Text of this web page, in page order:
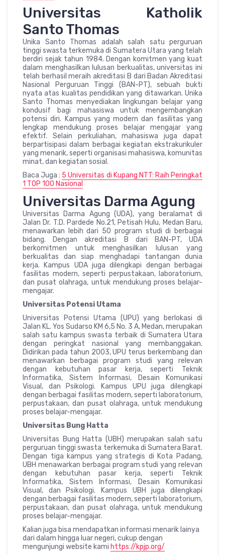
Universitas Katholik
Santo Thomas
Unika Santo Thomas adalah salah satu perguruan
tinggi swasta terkemuka di Sumatera Utara yang telah
berdiri sejak tahun 1984. Dengan komitmen yang kuat
dalam menghasilkan lulusan berkualitas, universitas ini
telah berhasil meraih akreditasi B dari Badan Akreditasi
Nasional Perguruan Tinggi (BAN-PT), sebuah bukti
nyata atas kualitas pendidikan yang ditawarkan. Unika
Santo Thomas menyediakan lingkungan belajar yang
kondusif bagi mahasiswa untuk mengembangkan
potensi diri. Kampus yang modern dan fasilitas yang
lengkap mendukung proses belajar mengajar yang
efektif. Selain perkuliahan, mahasiswa juga dapat
berpartisipasi dalam berbagai kegiatan ekstrakurikuler
yang menarik, seperti organisasi mahasiswa, komunitas
minat, dan kegiatan sosial.
Baca Juga : 5 Universitas di Kupang NTT: Raih Peringkat
1 TOP 100 Nasional
Universitas Darma Agung
Universitas Darma Agung (UDA), yang beralamat di
Jalan Dr. T.D. Pardede No.21, Petisah Hulu, Medan Baru,
menawarkan lebih dari 50 program studi di berbagai
bidang. Dengan akreditasi B dari BAN-PT, UDA
berkomitmen untuk menghasilkan lulusan yang
berkualitas dan siap menghadapi tantangan dunia
kerja. Kampus UDA juga dilengkapi dengan berbagai
fasilitas modern, seperti perpustakaan, laboratorium,
dan pusat olahraga, untuk mendukung proses belajar-
mengajar.
Universitas Potensi Utama
Universitas Potensi Utama (UPU) yang berlokasi di
Jalan KL. Yos Sudarso KM 6,5 No. 3 A, Medan, merupakan
salah satu kampus swasta terbaik di Sumatera Utara
dengan peringkat nasional yang membanggakan.
Didirikan pada tahun 2003, UPU terus berkembang dan
menawarkan berbagai program studi yang relevan
dengan kebutuhan pasar kerja, seperti Teknik
Informatika, Sistem Informasi, Desain Komunikasi
Visual, dan Psikologi. Kampus UPU juga dilengkapi
dengan berbagai fasilitas modern, seperti laboratorium,
perpustakaan, dan pusat olahraga, untuk mendukung
proses belajar-mengajar.
Universitas Bung Hatta
Universitas Bung Hatta (UBH) merupakan salah satu
perguruan tinggi swasta terkemuka di Sumatera Barat.
Dengan tiga kampus yang strategis di Kota Padang,
UBH menawarkan berbagai program studi yang relevan
dengan kebutuhan pasar kerja, seperti Teknik
Informatika, Sistem Informasi, Desain Komunikasi
Visual, dan Psikologi. Kampus UBH juga dilengkapi
dengan berbagai fasilitas modern, seperti laboratorium,
perpustakaan, dan pusat olahraga, untuk mendukung
proses belajar-mengajar.
Kalian juga bisa mendapatkan informasi menarik lainya
dari dalam hingga luar negeri, cukup dengan
mengunjungi website kami https://kpjp.org/